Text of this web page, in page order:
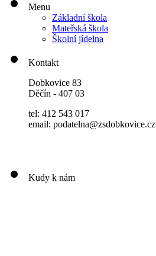
Menu
Základní škola
Mateřská škola
Školní jídelna
Kontakt
Dobkovice 83
Děčín - 407 03
tel: 412 543 017
email: podatelna@zsdobkovice.cz
Kudy k nám